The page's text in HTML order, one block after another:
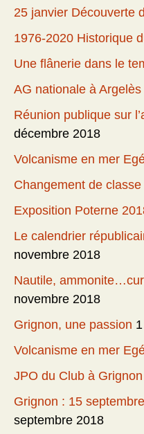
25 janvier Découverte
1976-2020 Historique
Une flânerie dans le
AG nationale à Argelès
Réunion publique sur
décembre 2018
Volcanisme en mer
Changement de classe
Exposition Poterne
Le calendrier
novembre 2018
Nautile,
novembre 2018
Grignon, une passion
Volcanisme en mer
JPO du Club à Grignon
Grignon : 15
septembre 2018